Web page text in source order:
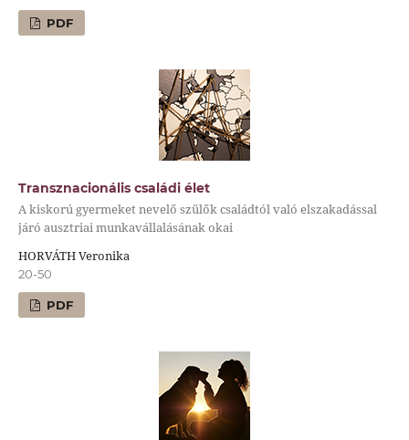
PDF
Transznacionális családi élet
A kiskorú gyermeket nevelő szülők családtól való elszakadással
járó ausztriai munkavállalásának okai
HORVÁTH Veronika
20-50
PDF